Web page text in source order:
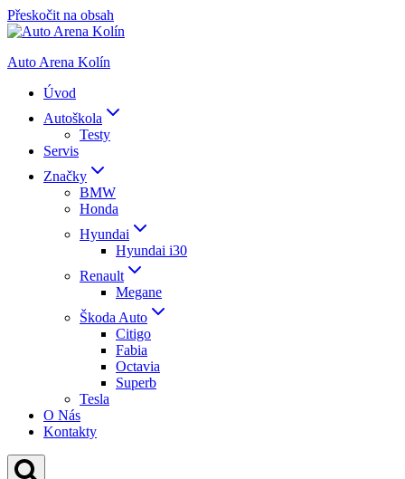
Přeskočit na obsah
Auto Arena Kolín
Úvod
Autoškola
Testy
Servis
Značky
BMW
Honda
Hyundai
Hyundai i30
Renault
Megane
Škoda Auto
Citigo
Fabia
Octavia
Superb
Tesla
O Nás
Kontakty